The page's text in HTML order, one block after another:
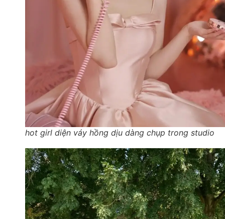
hot girl diện váy hồng dịu dàng chụp trong studio